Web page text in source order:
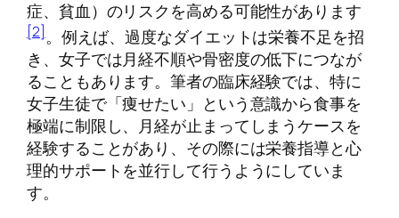
症、貧血）のリスクを高める可能性があります
[2]。例えば、過度なダイエットは栄養不足を招
き、女子では月経不順や骨密度の低下につなが
ることもあります。筆者の臨床経験では、特に
女子生徒で「痩せたい」という意識から食事を
極端に制限し、月経が止まってしまうケースを
経験することがあり、その際には栄養指導と心
理的サポートを並行して行うようにしていま
す。